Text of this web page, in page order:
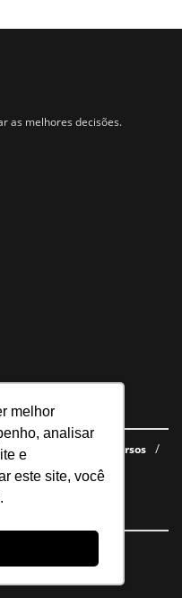
melhor
analisar
e
este site, você
as melhores decisões.
books gratuitos
Cursos